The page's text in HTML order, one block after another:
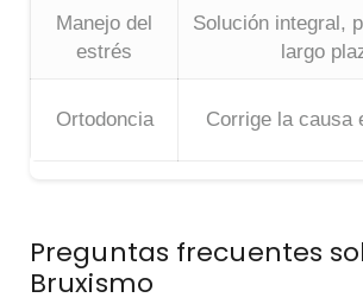
Manejo del
estrés
Solución integral,
largo
Ortodoncia Corrige la causa
Preguntas frecuentes
Bruxismo